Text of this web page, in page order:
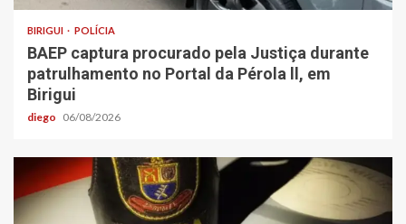
BIRIGUI POLÍCIA
BAEP captura procurado pela Justiça durante
patrulhamento no Portal da Pérola ll, em
Birigui
diego 06/08/2026